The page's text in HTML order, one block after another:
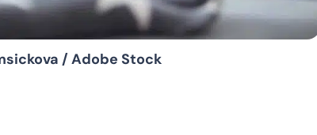
/ Adobe Stock